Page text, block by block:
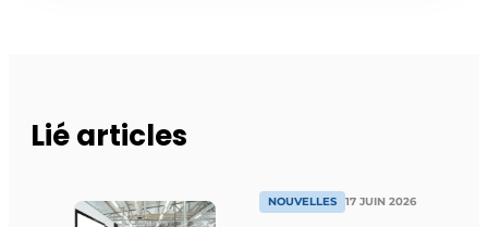
Lié articles
NOUVELLES 17 JUIN 2026